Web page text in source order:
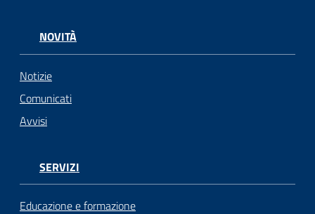
NOVITÀ
Notizie
Comunicati
Avvisi
SERVIZI
Educazione e formazione